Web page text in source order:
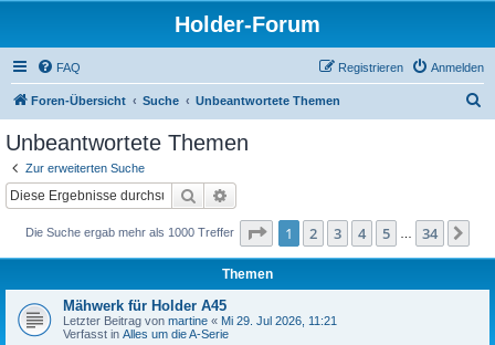
Holder-Forum
FAQ Anmelden
Registrieren
Foren-Übersicht Suche Unbeantwortete Themen
Unbeantwortete Themen
Zur erweiterten Suche
Suche
Die Suche ergab mehr als 1000 Treffer Seite 1von 34
1 2 3 4 5 34
Themen
Mähwerk für Holder A45
Letzter Beitrag von martine « Mi 29. Jul 2026, 11:21
Verfasst in Alles um die A-Serie